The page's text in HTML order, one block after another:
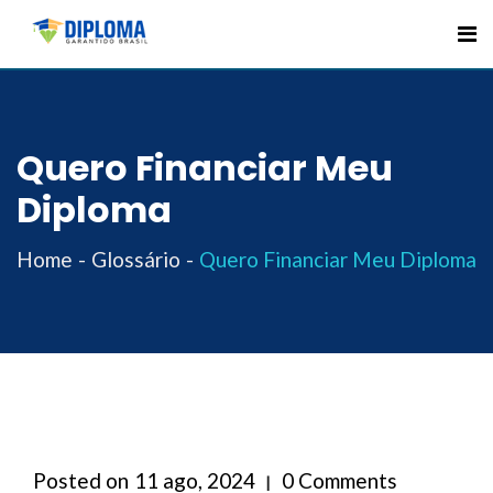
Skip
Quero Financiar Meu
Diploma
Home Glossário Quero Financiar Meu Diploma
Posted on 11 ago, 2024 0 Comments